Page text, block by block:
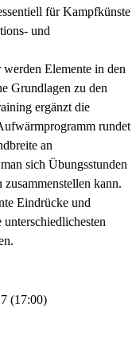
für Kampfkünste
und
Elemente in den
Grundlagen zu den
ergänzt die
rundet
an
sich Übungsstunden
kann.
Eindrücke und
(17:00)